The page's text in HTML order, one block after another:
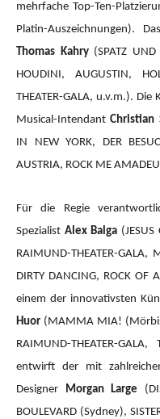
mehrfache Top-Ten-
Platin-Auszeichnungen).
Thomas Kahry(SPATZ UND
HOUDINI, AUGUSTIN,
THEATER-GALA, u.v.m.). Die
Musical-IntendantChristian
IN NEW YORK, DER
AUSTRIA, ROCK ME
Für die Regie
Spezialist Alex Balga (JESUS
RAIMUND-THEATER-GALA,
DIRTY DANCING, ROCK OF
einem der innovativsten
Huor (MAMMA MIA!
RAIMUND-THEATER-
entwirft der mit
Designer Morgan Large
BOULEVARD (Sydney),